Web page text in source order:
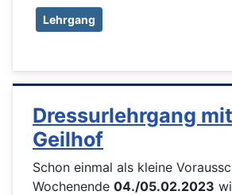
Lehrgang
Dressurlehrgang
Geilhof
Schon einmal als kleine
Wochenende 04./05.02.2023